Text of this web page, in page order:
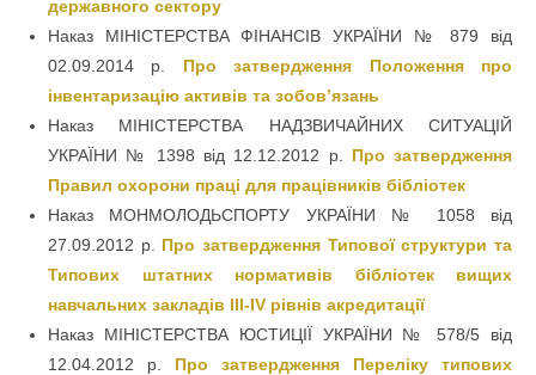
державного сектору
Наказ МІНІСТЕРСТВА ФІНАНСІВ УКРАЇНИ № 879 від
02.09.2014 р. Про затвердження Положення про
інвентаризацію активів та зобов’язань
Наказ МІНІСТЕРСТВА НАДЗВИЧАЙНИХ СИТУАЦІЙ
УКРАЇНИ № 1398 від 12.12.2012 р. Про затвердження
Правил охорони праці для працівників бібліотек
Наказ МОНМОЛОДЬСПОРТУ УКРАЇНИ № 1058 від
27.09.2012 р. Про затвердження Типової структури та
Типових штатних нормативів бібліотек вищих
навчальних закладів III-IV рівнів акредитації
Наказ МІНІСТЕРСТВА ЮСТИЦІЇ УКРАЇНИ № 578/5 від
12.04.2012 р. Про затвердження Переліку типових